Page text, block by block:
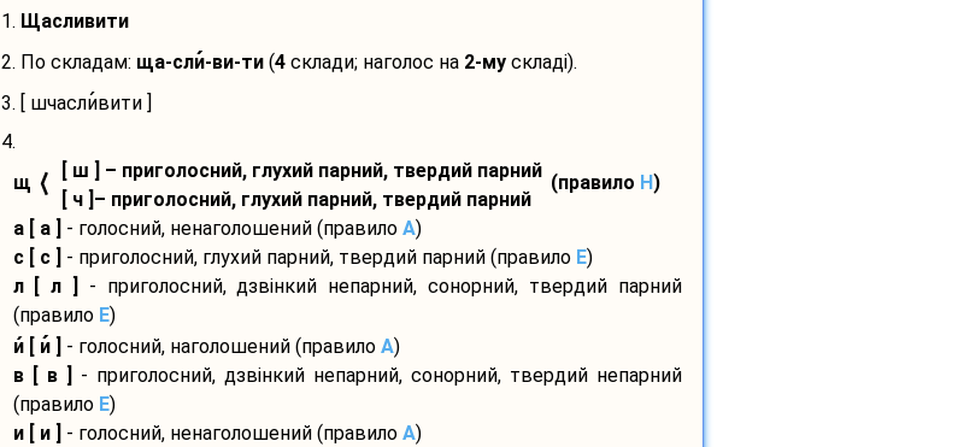
1. Щасливити
2. По складам: ща-сли-ви-ти(4склади; наголос на 2-мускладі).
3. [ шчасливити ]
4.
щ ⟨
[ ш ] – приголосний, глухий парний, твердий парний
[ ч ]– приголосний, глухий парний, твердий парний
(правило H)
а [ а ]
- голосний, ненаголошений (правило A)
с [ с ]
- приголосний, глухий парний, твердий парний (правило E)
л [ л ]
- приголосний, дзвінкий непарний, сонорний, твердий парний
(правило E)
и[ и] - голосний, наголошений (правило A)
в [ в ]
- приголосний, дзвінкий непарний, сонорний, твердий непарний
(правило E)
и [ и ]
- голосний, ненаголошений (правило A)